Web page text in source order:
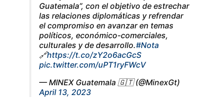
Guatemala”, con el objetivo de estrechar
las relaciones diplomáticas y refrendar
el compromiso en avanzar en temas
políticos, económico-comerciales,
culturales y de desarrollo.#Nota
🔗https://t.co/zY2o6acGcS
pic.twitter.com/uPT1ryFWcV
— MINEX Guatemala 🇬🇹 (@MinexGt)
April 13, 2023